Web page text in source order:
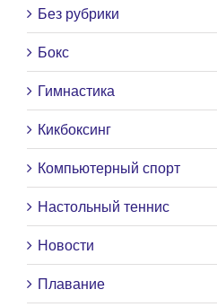
Без рубрики
Бокс
Гимнастика
Кикбоксинг
Компьютерный спорт
Настольный теннис
Новости
Плавание